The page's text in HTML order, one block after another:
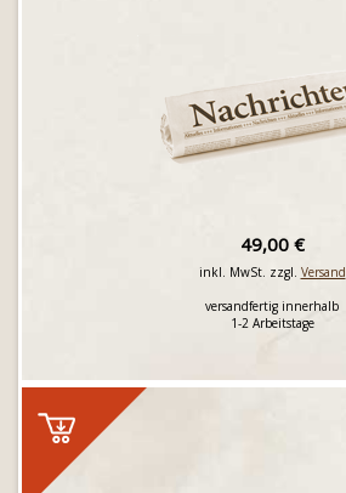
49,00 €
inkl. MwSt. zzgl. Versand
versandfertig innerhalb
1-2 Arbeitstage